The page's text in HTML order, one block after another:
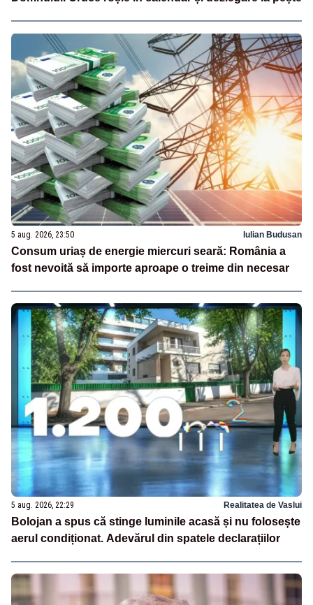
5 aug. 2026, 23:50 Iulian Budusan
Consum uriaș de energie miercuri seară: România a
fost nevoită să importe aproape o treime din necesar
5 aug. 2026, 22:29 Realitatea de Vaslui
Bolojan a spus că stinge luminile acasă și nu folosește
aerul condiționat. Adevărul din spatele declarațiilor